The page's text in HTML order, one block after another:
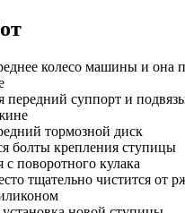
колесо машины и она
передний суппорт и
тормозной диск
болты крепления ступицы
поворотного кулака
тщательно чистится от